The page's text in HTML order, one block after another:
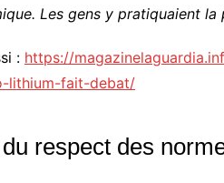
Les gens y pratiquaient
: https://
lithium-fait-debat/
respect des